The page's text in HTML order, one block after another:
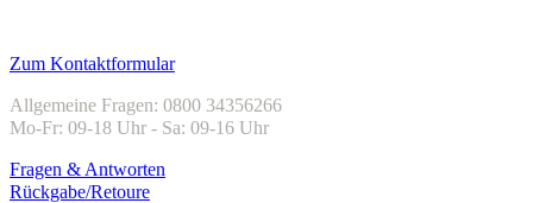
Zum Kontaktformular
Allgemeine Fragen: 0800 34356266
Mo-Fr: 09-18 Uhr - Sa: 09-16 Uhr
Fragen & Antworten
Rückgabe/Retoure